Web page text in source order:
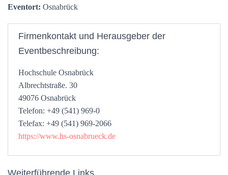
Eventort: Osnabrück
Firmenkontakt und Herausgeber der
Eventbeschreibung:
Hochschule Osnabrück
Albrechtstraße. 30
49076 Osnabrück
Telefon: +49 (541) 969-0
Telefax: +49 (541) 969-2066
https://www.hs-osnabrueck.de
Weiterführende Links